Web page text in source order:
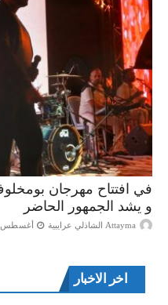
في افتتاح مهرجان
و يشد الجمهور الحاضر
Attayma الشاذلي عرايبية أغسطس 02, 2026
اخر الاخبار